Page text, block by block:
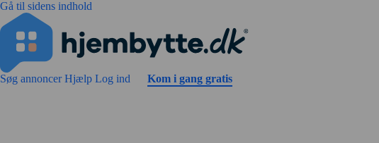
Gå til sidens indhold
Søg annoncerHjælp Log ind Kom i gang gratis